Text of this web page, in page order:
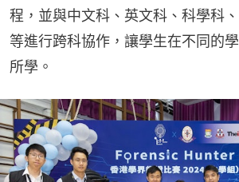
程，並與中文科、英文科、科學科
等進行跨科協作，讓學生在不同的
所學。